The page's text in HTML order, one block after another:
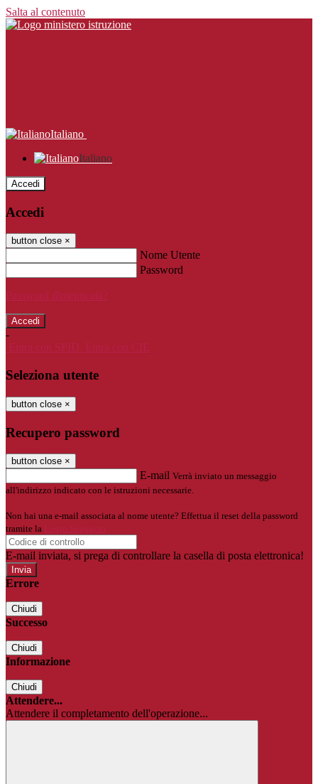
Salta al contenuto
Italiano
Italiano
Accedi
Accedi
button close ×
Nome Utente
Password
Password dimenticata?
-
Entra con SPID
Entra con CIE
Seleziona utente
button close ×
Recupero password
button close ×
E-mail Verrà inviato un messaggio
all'indirizzo indicato con le istruzioni necessarie.
Non hai una e-mail associata al nome utente? Effettua il reset della password
tramite la
Login Spaggiari
E-mail inviata, si prega di controllare la casella di posta elettronica!
Errore
Chiudi
Successo
Chiudi
Informazione
Chiudi
Attendere...
Attendere il completamento dell'operazione...